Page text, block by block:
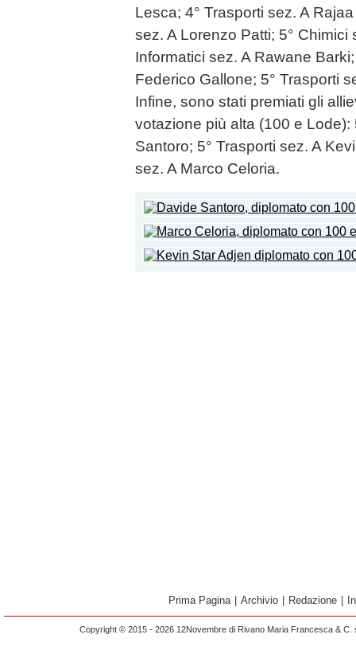
Lesca; 4° Trasporti sez. A
sez. A Lorenzo Patti; 5°
Informatici sez. A Rawane
Federico Gallone; 5° Trasporti
Infine, sono stati premiati gli
votazione più alta (100 e Lode):
Santoro; 5° Trasporti sez. A
sez. A Marco Celoria.
Prima Pagina Archivio Redazione
Copyright © 2015 - 2026 12Novembre di Rivano Maria Francesca &